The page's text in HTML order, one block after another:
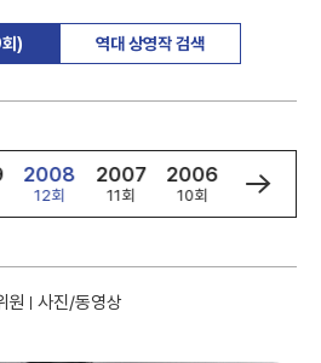
) 역대 상영작 검색
2008
12회
2007
11회
2006
10회
2005
9회
원 사진/동영상